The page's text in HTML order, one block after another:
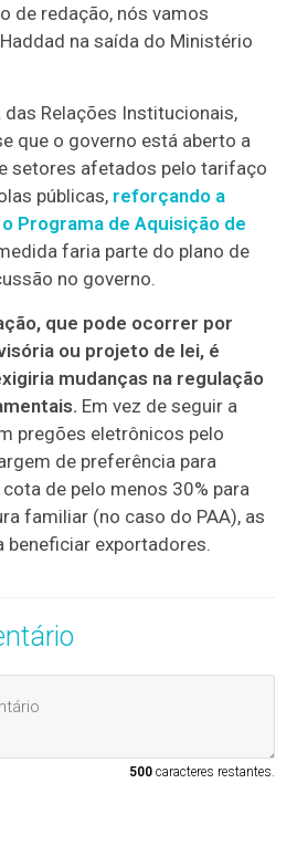
de redação, nós vamos
na saída do Ministério
Relações Institucionais,
que o governo está aberto a
setores afetados pelo tarifaço
públicas, reforçando a
Programa de Aquisição de
faria parte do plano de
no governo.
que pode ocorrer por
ou projeto de lei, é
mudanças na regulação
Em vez de seguir a
pregões eletrônicos pelo
de preferência para
de pelo menos 30% para
familiar (no caso do PAA), as
beneficiar exportadores.
500caracteres restantes.